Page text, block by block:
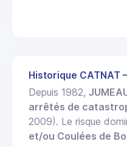
Historique CATNAT
Depuis 1982,
arrêtés de
2009). Le risque
et/ou Coulées de